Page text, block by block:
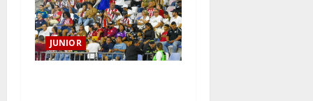
JUNIOR